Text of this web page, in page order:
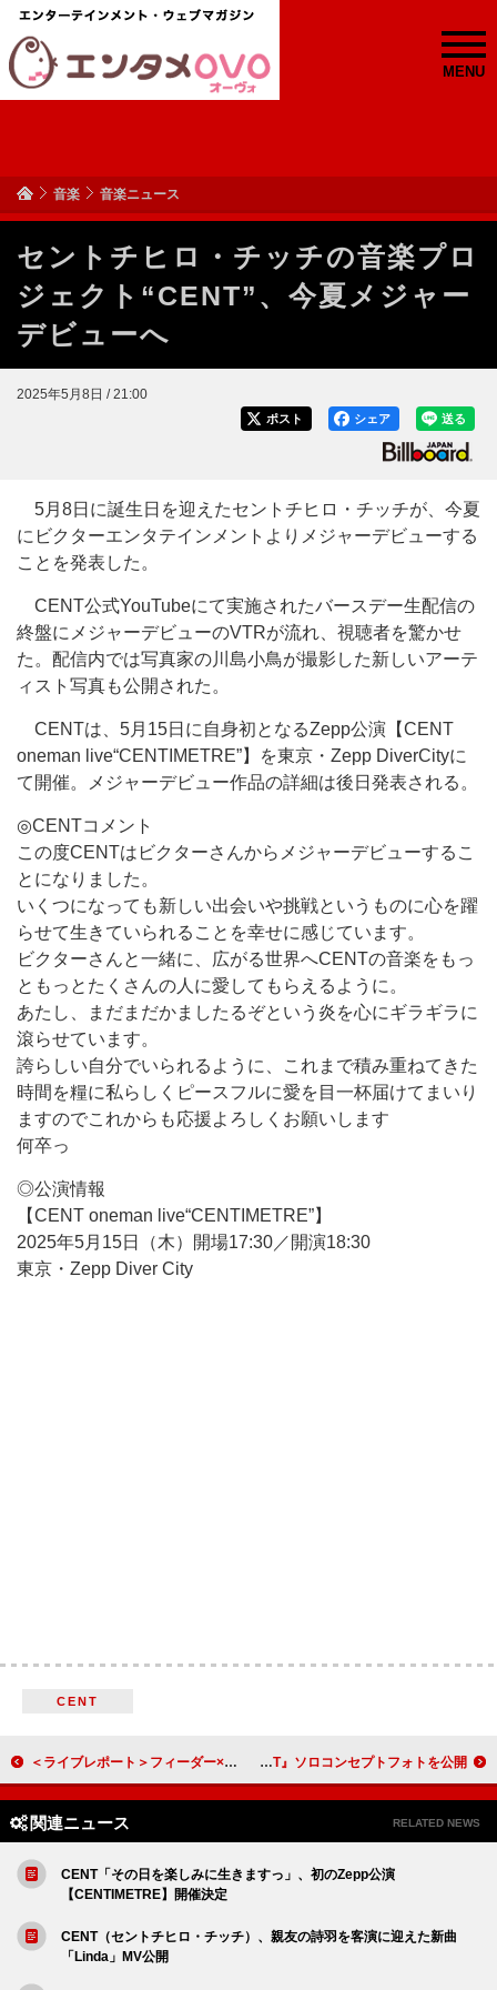
MENU
音楽 音楽ニュース
セントチヒロ・チッチの音楽プロ
ジェクト“CENT”、今夏メジャー
デビューへ
2025年5月8日 / 21:00
送る
シェア
ポスト
5月8日に誕生日を迎えたセントチヒロ・チッチが、今夏
にビクターエンタテインメントよりメジャーデビューする
ことを発表した。
CENT公式YouTubeにて実施されたバースデー生配信の
終盤にメジャーデビューのVTRが流れ、視聴者を驚かせ
た。配信内では写真家の川島小鳥が撮影した新しいアーテ
ィスト写真も公開された。
CENTは、5月15日に自身初となるZepp公演【CENT
oneman live“CENTIMETRE”】を東京・Zepp DiverCityに
て開催。メジャーデビュー作品の詳細は後日発表される。
◎CENTコメント
この度CENTはビクターさんからメジャーデビューするこ
とになりました。
いくつになっても新しい出会いや挑戦というものに心を躍
らせて生きていられることを幸せに感じています。
ビクターさんと一緒に、広がる世界へCENTの音楽をもっ
ともっとたくさんの人に愛してもらえるように。
あたし、まだまだかましたるぞという炎を心にギラギラに
滾らせています。
誇らしい自分でいられるように、これまで積み重ねてきた
時間を糧に私らしくピースフルに愛を目一杯届けてまいり
ますのでこれからも応援よろしくお願いします
何卒っ
◎公演情報
【CENT oneman live“CENTIMETRE”】
2025年5月15日（木）開場17:30／開演18:30
東京・Zepp Diver City
CENT
＜ライブレポート＞フィーダー×ELLEGARDEN、 積み重ねてきた歴史が鳴り響いた【Sonic Bridges Tour 2025】 LE SSERAFIM、ロックスターのような『DIFFERENT』ソロコンセプトフォトを公開
関連ニュース RELATED NEWS
CENT「その日を楽しみに生きますっ」、初のZepp公演
【CENTIMETRE】開催決定
CENT（セントチヒロ・チッチ）、親友の詩羽を客演に迎えた新曲
「Linda」MV公開